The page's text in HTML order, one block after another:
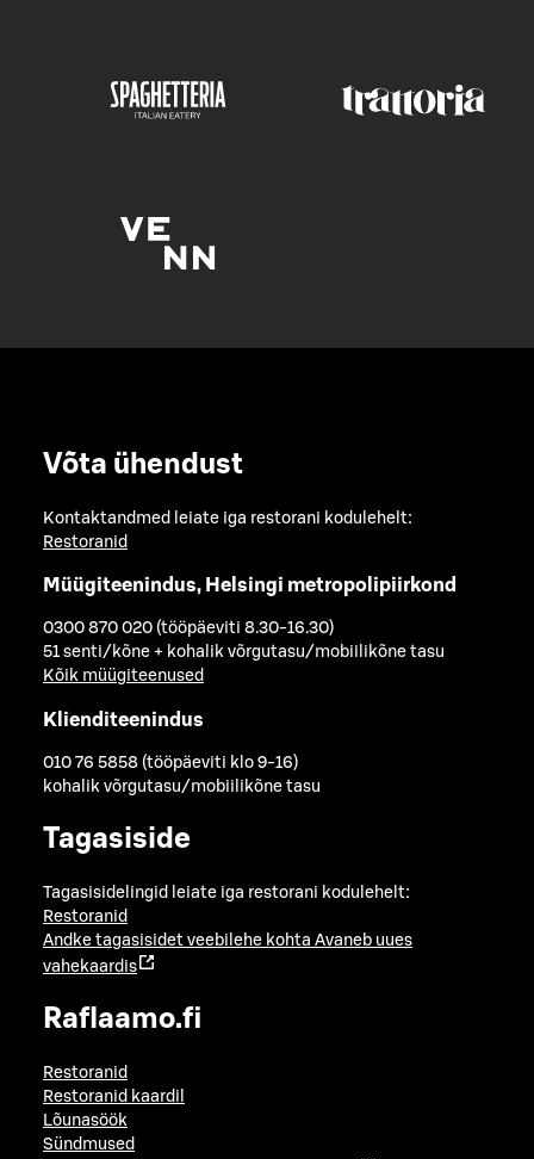
Võta ühendust
Kontaktandmed leiate iga restorani kodulehelt:
Restoranid
Müügiteenindus, Helsingi metropolipiirkond
0300 870 020 (tööpäeviti 8.30-16.30)
51 senti/kõne + kohalik võrgutasu/mobiilikõne tasu
Kõik müügiteenused
Klienditeenindus
010 76 5858 (tööpäeviti klo 9-16)
kohalik võrgutasu/mobiilikõne tasu
Tagasiside
Tagasisidelingid leiate iga restorani kodulehelt:
Restoranid
Andke tagasisidet veebilehe kohta Avaneb uues
vahekaardis
Raflaamo.fi
Restoranid
Restoranid kaardil
Lõunasöök
Sündmused